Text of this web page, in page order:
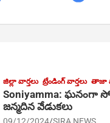
జిల్లా వార్తలు ట్రేండింగ్ వార్తలు తాజా
Soniyamma:
జ‌న్మ‌దిన వేడుక‌లు